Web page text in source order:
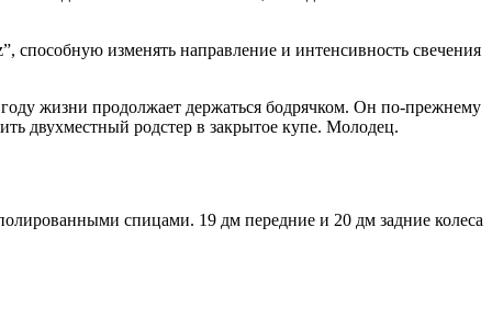
изменять направление и интенсивность свечения
жизни продолжает держаться бодрячком. Он по-прежнему
двухместный родстер в закрытое купе. Молодец.
спицами. 19 дм передние и 20 дм задние колеса